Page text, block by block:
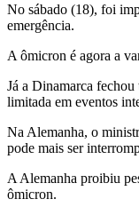
No sábado (18), foi
emergência.
A ômicron é agora a
Já a Dinamarca fechou
limitada em eventos
Na Alemanha, o
pode mais ser
A Alemanha proibiu
ômicron.